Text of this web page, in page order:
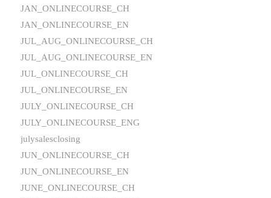
JAN_ONLINECOURSE_CH
JAN_ONLINECOURSE_EN
JUL_AUG_ONLINECOURSE_CH
JUL_AUG_ONLINECOURSE_EN
JUL_ONLINECOURSE_CH
JUL_ONLINECOURSE_EN
JULY_ONLINECOURSE_CH
JULY_ONLINECOURSE_ENG
julysalesclosing
JUN_ONLINECOURSE_CH
JUN_ONLINECOURSE_EN
JUNE_ONLINECOURSE_CH